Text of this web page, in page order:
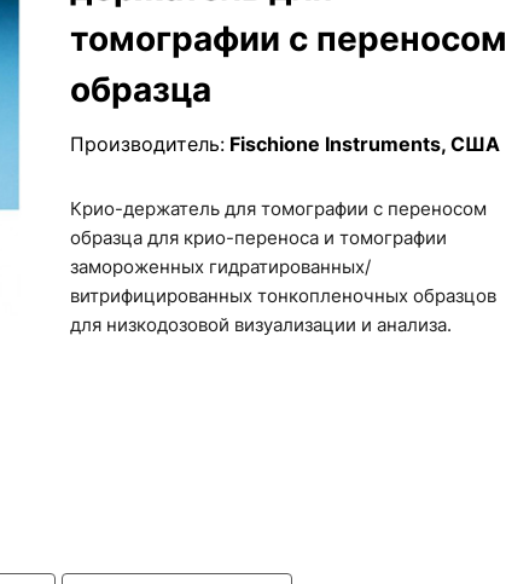
томографии с переносом
образца
Производитель: Fischione Instruments, США
Крио-держатель для томографии с переносом
образца для крио-переноса и томографии
замороженных гидратированных/
витрифицированных тонкопленочных образцов
для низкодозовой визуализации и анализа.